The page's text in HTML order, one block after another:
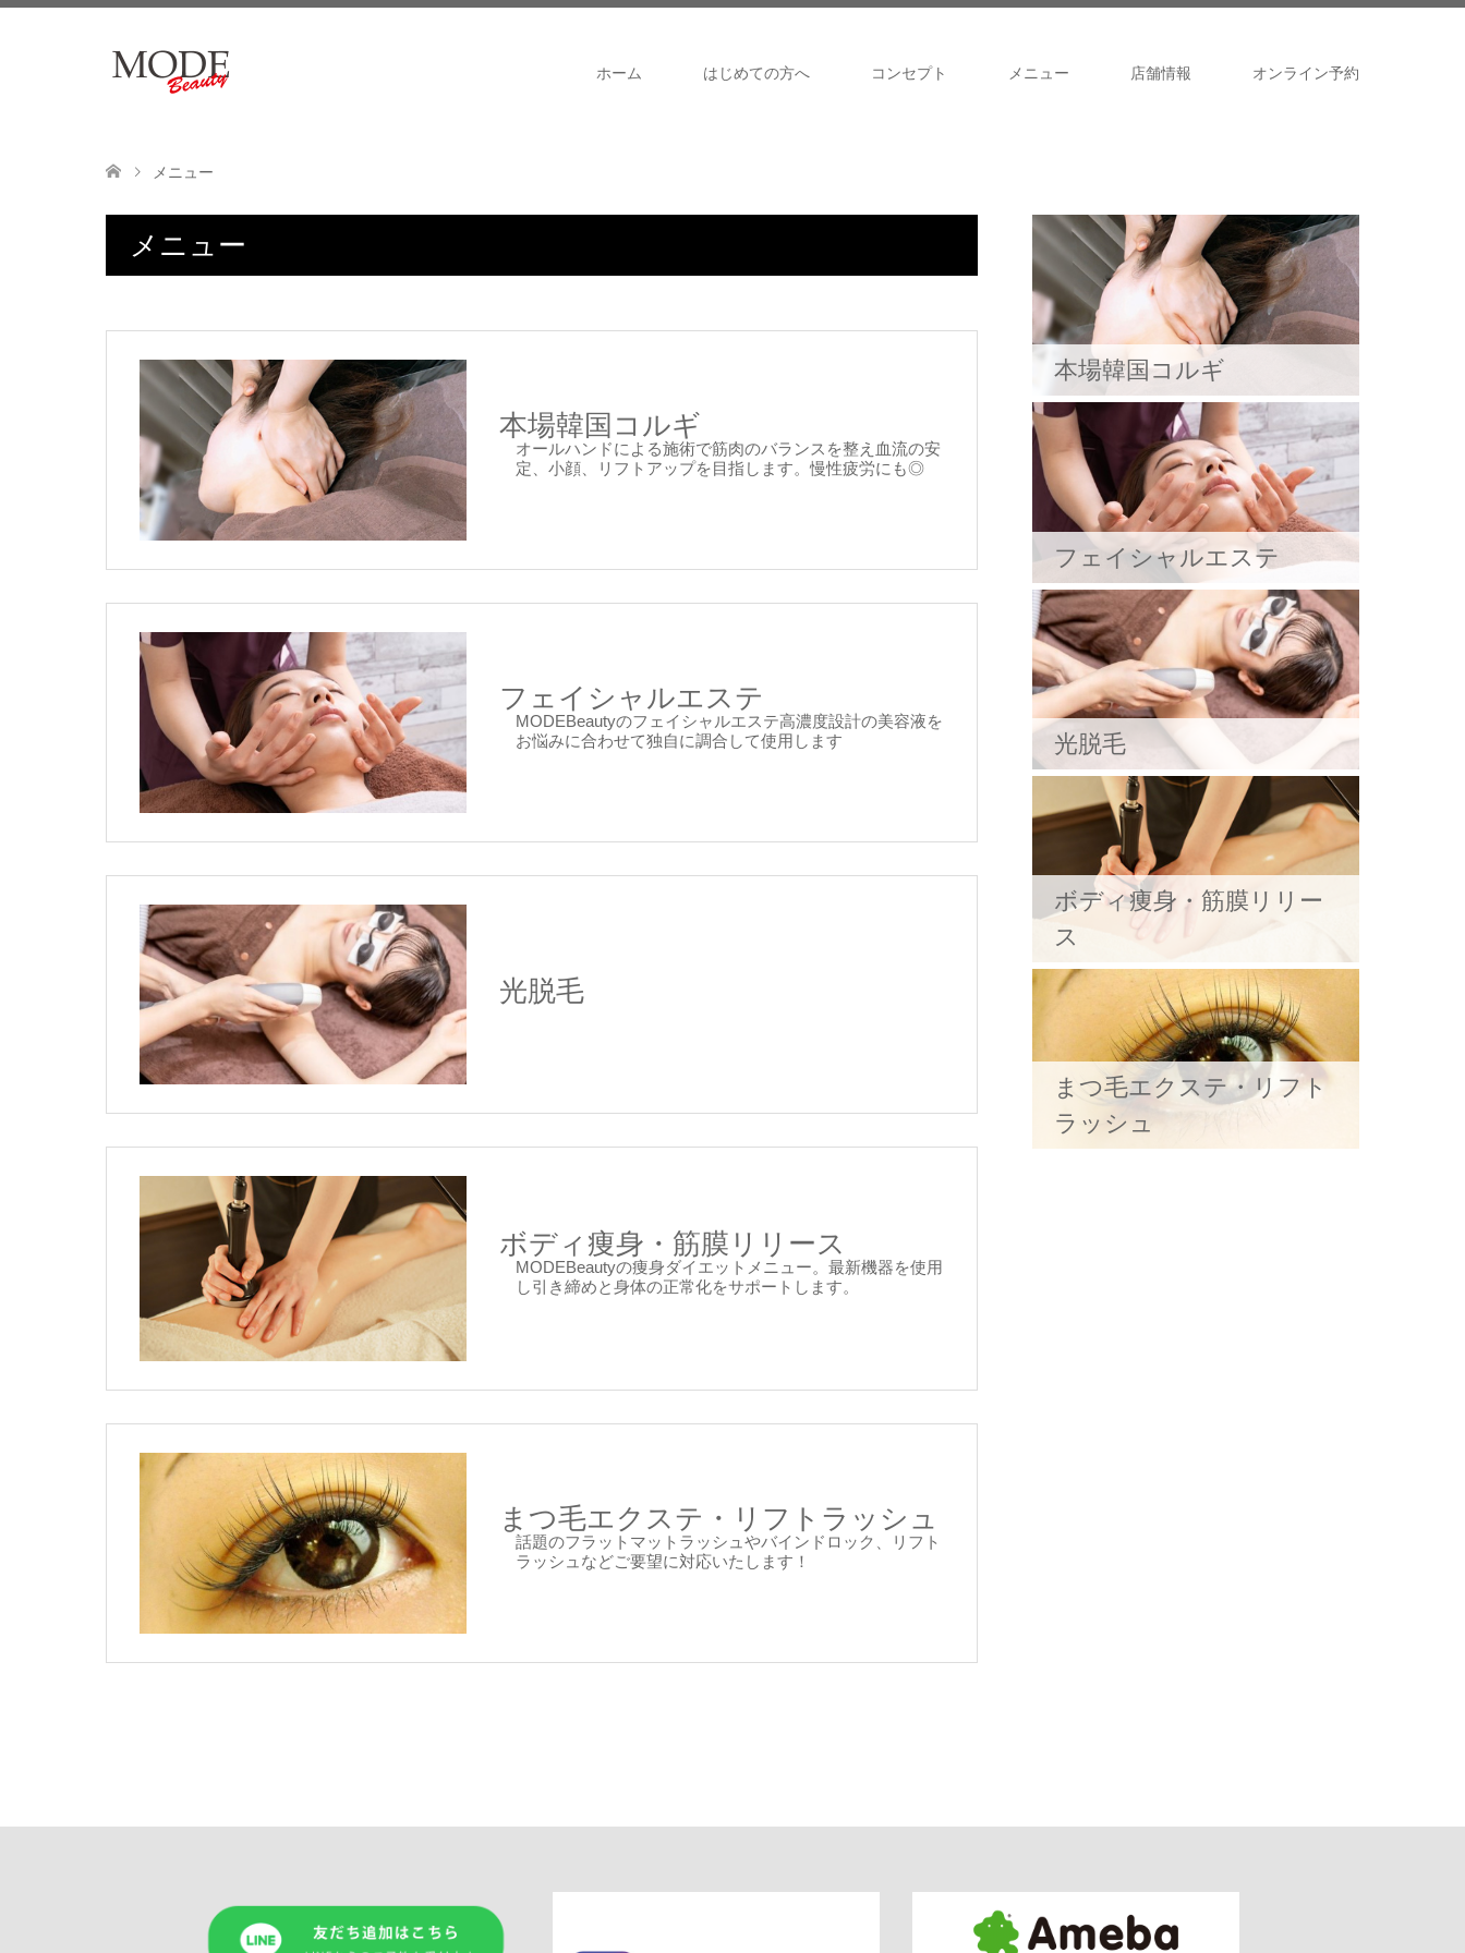
ホーム はじめての方へ コンセプト メニュー 店舗情報 オンライン予約
メニュー
メニュー
本場韓国コルギ
オールハンドによる施術で筋肉のバランスを整え血流の安
定、小顔、リフトアップを目指します。慢性疲労にも◎
フェイシャルエステ
MODEBeautyのフェイシャルエステ高濃度設計の美容液を
お悩みに合わせて独自に調合して使用します
光脱毛
ボディ痩身・筋膜リリース
MODEBeautyの痩身ダイエットメニュー。最新機器を使用
し引き締めと身体の正常化をサポートします。
まつ毛エクステ・リフトラッシュ
話題のフラットマットラッシュやバインドロック、リフト
ラッシュなどご要望に対応いたします！
本場韓国コルギ
フェイシャルエステ
光脱毛
ボディ痩身・筋膜リリー
ス
まつ毛エクステ・リフト
ラッシュ